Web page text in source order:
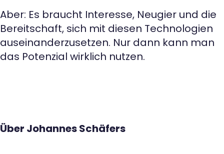
Aber: Es braucht Interesse, Neugier und die
Bereitschaft, sich mit diesen Technologien
auseinanderzusetzen. Nur dann kann man
das Potenzial wirklich nutzen.
Über Johannes Schäfers